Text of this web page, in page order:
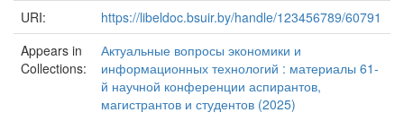
URI:
https://libeldoc.bsuir.by/handle/123456789/60791
Appears in
Collections:
Актуальные вопросы экономики и
информационных технологий : материалы 61-
й научной конференции аспирантов,
магистрантов и студентов (2025)